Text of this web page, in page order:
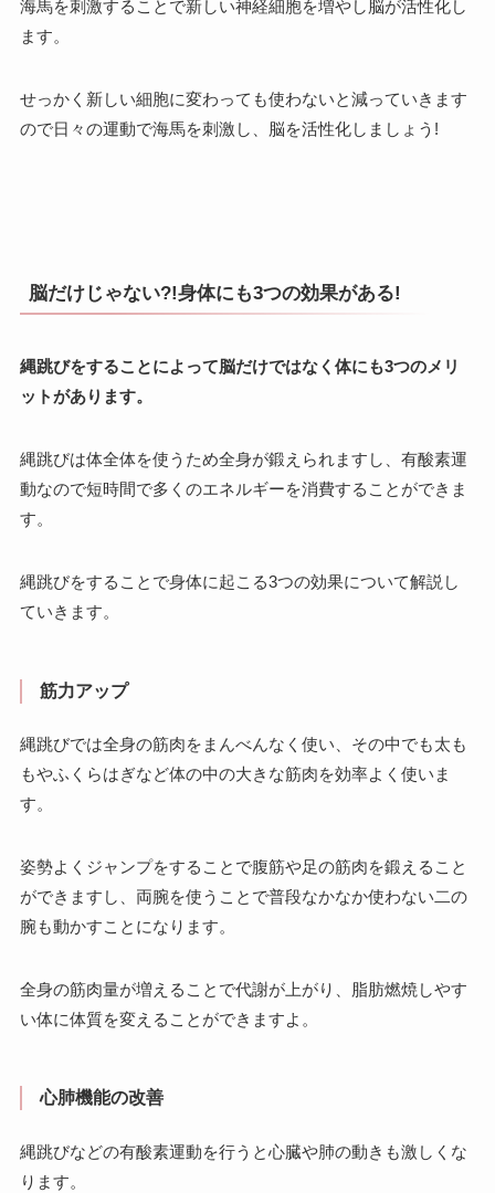
海馬を刺激することで新しい神経細胞を増やし脳が活性化し
ます。
せっかく新しい細胞に変わっても使わないと減っていきます
ので日々の運動で海馬を刺激し、脳を活性化しましょう!
脳だけじゃない?!身体にも3つの効果がある!
縄跳びをすることによって脳だけではなく体にも3つのメリ
ットがあります。
縄跳びは体全体を使うため全身が鍛えられますし、有酸素運
動なので短時間で多くのエネルギーを消費することができま
す。
縄跳びをすることで身体に起こる3つの効果について解説し
ていきます。
筋力アップ
縄跳びでは全身の筋肉をまんべんなく使い、その中でも太も
もやふくらはぎなど体の中の大きな筋肉を効率よく使いま
す。
姿勢よくジャンプをすることで腹筋や足の筋肉を鍛えること
ができますし、両腕を使うことで普段なかなか使わない二の
腕も動かすことになります。
全身の筋肉量が増えることで代謝が上がり、脂肪燃焼しやす
い体に体質を変えることができますよ。
心肺機能の改善
縄跳びなどの有酸素運動を行うと心臓や肺の動きも激しくな
ります。